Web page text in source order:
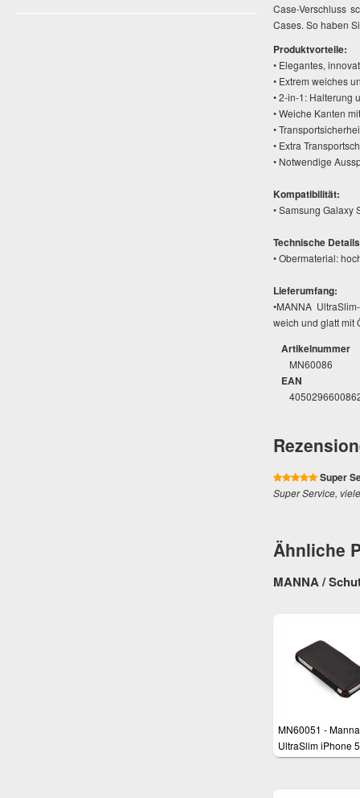
Case-Verschluss
Cases. So haben
Produktvorteile:
• Elegantes,
• Extrem weiches
• 2-in-1: Halterung
• Weiche Kanten
•
• Extra
• Notwendige
Kompatibilität:
• Samsung Galaxy
Technische
• Obermaterial:
Lieferumfang:
•MANNA
weich und glatt mit
Artikelnummer
MN60086
EAN
Super
Super Service,
Ähnliche
MANNA /
MN60051 - Manna
UltraSlim iPhone 5
iPhone 5s